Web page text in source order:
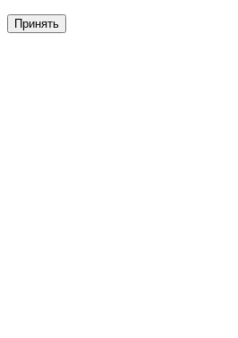
Принять